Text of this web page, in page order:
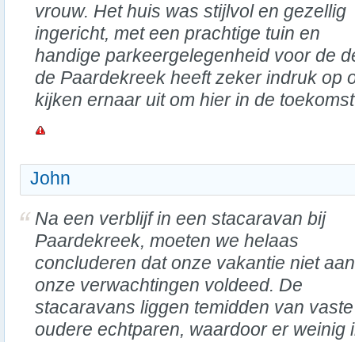
vrouw. Het huis was stijlvol en gezellig
ingericht, met een prachtige tuin en
handige parkeergelegenheid voor de
de Paardekreek heeft zeker indruk op
kijken ernaar uit om hier in de
John
Na een verblijf in een stacaravan bij
Paardekreek, moeten we helaas
concluderen dat onze vakantie niet aan
onze verwachtingen voldeed. De
stacaravans liggen temidden van
oudere echtparen, waardoor er weinig